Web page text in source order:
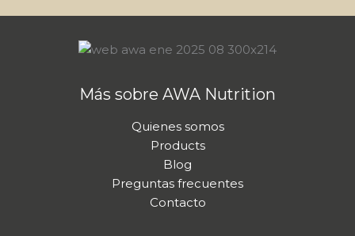
Más sobre AWA Nutrition
Quienes somos
Products
Blog
Preguntas frecuentes
Contacto